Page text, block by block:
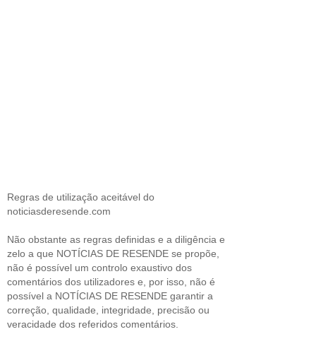
Regras de utilização aceitável do
noticiasderesende.com
Não obstante as regras definidas e a diligência e
zelo a que NOTÍCIAS DE RESENDE se propõe,
não é possível um controlo exaustivo dos
comentários dos utilizadores e, por isso, não é
possível a NOTÍCIAS DE RESENDE garantir a
correção, qualidade, integridade, precisão ou
veracidade dos referidos comentários.